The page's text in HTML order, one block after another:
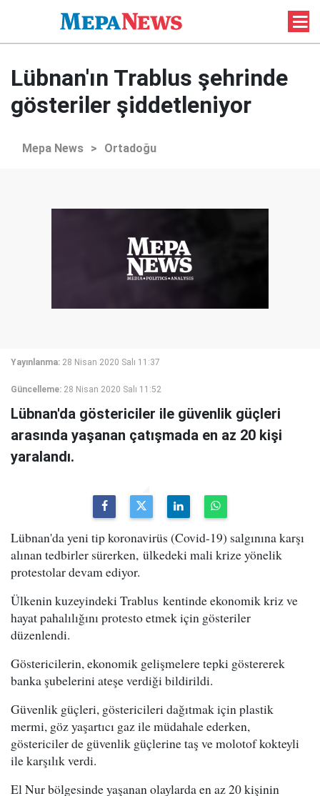
Lübnan'ın Trablus şehrinde
gösteriler şiddetleniyor
Mepa News > Ortadoğu
Yayınlanma: 28 Nisan 2020 Salı 11:37
Güncelleme: 28 Nisan 2020 Salı 11:52
Lübnan'da göstericiler ile güvenlik güçleri
arasında yaşanan çatışmada en az 20 kişi
yaralandı.
Lübnan'da yeni tip koronavirüs (Covid-19) salgınına karşı
alınan tedbirler sürerken, ülkedeki mali krize yönelik
protestolar devam ediyor.
Ülkenin kuzeyindeki Trablus kentinde ekonomik kriz ve
hayat pahalılığını protesto etmek için gösteriler
düzenlendi.
Göstericilerin, ekonomik gelişmelere tepki göstererek
banka şubelerini ateşe verdiği bildirildi.
Güvenlik güçleri, göstericileri dağıtmak için plastik
mermi, göz yaşartıcı gaz ile müdahale ederken,
göstericiler de güvenlik güçlerine taş ve molotof kokteyli
ile karşılık verdi.
El Nur bölgesinde yaşanan olaylarda en az 20 kişinin